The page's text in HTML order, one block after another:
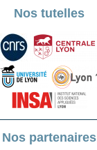
Nos tutelles
Nos partenaires